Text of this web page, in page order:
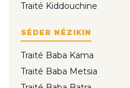
Traité Kiddouchine
SÉDER NÉZIKIN
Traité Baba Kama
Traité Baba Metsia